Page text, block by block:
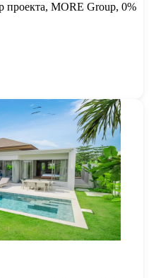
проекта, MORE Group, 0%